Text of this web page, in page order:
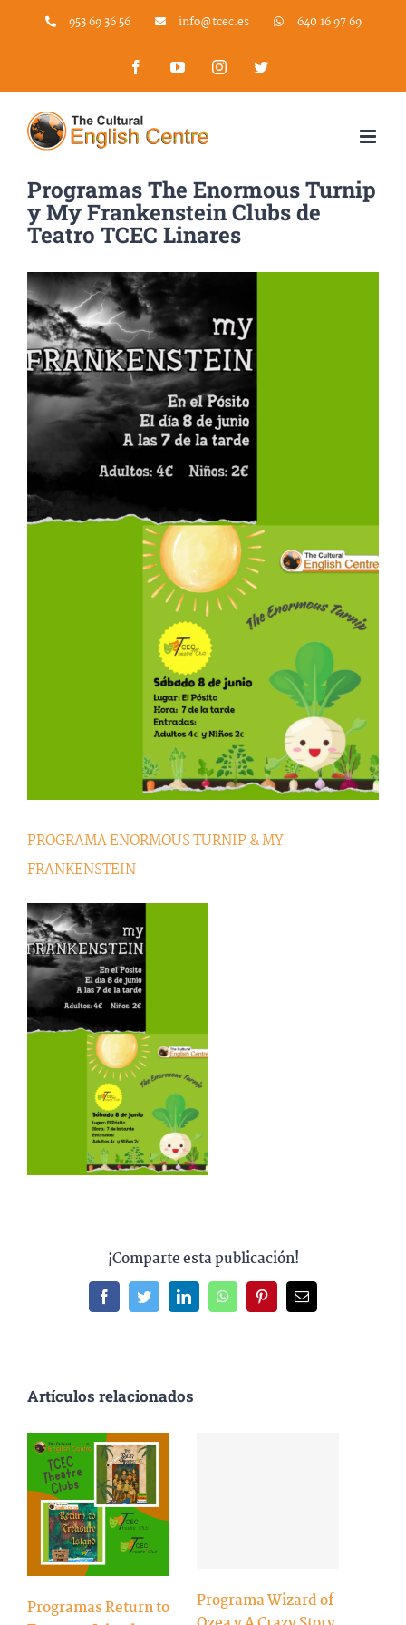
953 69 36 56 info@tcec.es 640 16 97 69
FacebookYouTubeInstagramTwitter
Programas The Enormous Turnip
y My Frankenstein Clubs de
Teatro TCEC Linares
Ver
imagen
más
grande
PROGRAMA ENORMOUS TURNIP & MY
FRANKENSTEIN
¡Comparte esta publicación!
FacebookTwitterLinkedInWhatsAppPinterestCorreo
Artículos relacionados
Programas Return to
Programa Wizard of